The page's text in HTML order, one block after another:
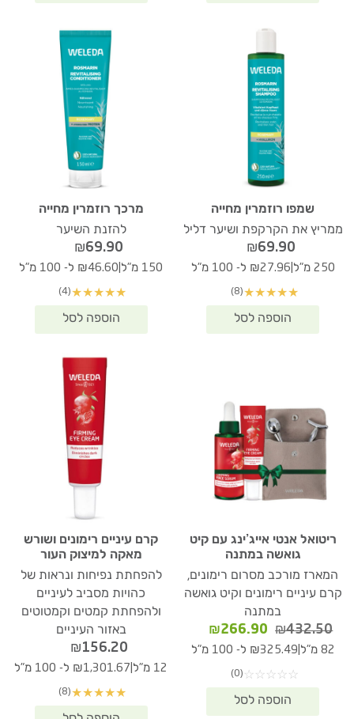
שמפו רוזמרין מחייה
ממריץ את הקרקפת ושיער דליל
₪69.90
250 מ"ל ₪27.96 ל- 100 מ"ל
★
★
★
★
★
(8)
מרכך רוזמרין מחייה
להזנת השיער
₪69.90
150 מ"ל ₪46.60 ל- 100 מ"ל
★
★
★
★
★
(4)
ריטואל אנטי אייג’ינג עם קיט
גואשה במתנה
המארז מורכב מסרום רימונים,
קרם עיניים רימונים וקיט גואשה
במתנה
₪432.50
המחיר
המקורי
₪432.50.
₪266.90
המחיר
הנוכחי
82 מ"ל ₪325.49 ל- 100 מ"ל
☆
☆
☆
☆
☆
(0)
קרם עיניים רימונים ושורש
מאקה למיצוק העור
להפחתת נפיחות ונראות של
כהויות מסביב לעיניים
ולהפחתת קמטים וקמטוטים
באזור העיניים
₪156.20
12 מ"ל ₪1,301.67 ל- 100 מ"ל
★
★
★
★
★
(8)